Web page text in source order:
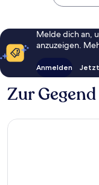
Melde dich an,
anzuzeigen.
Anmelden
Zur Gegend